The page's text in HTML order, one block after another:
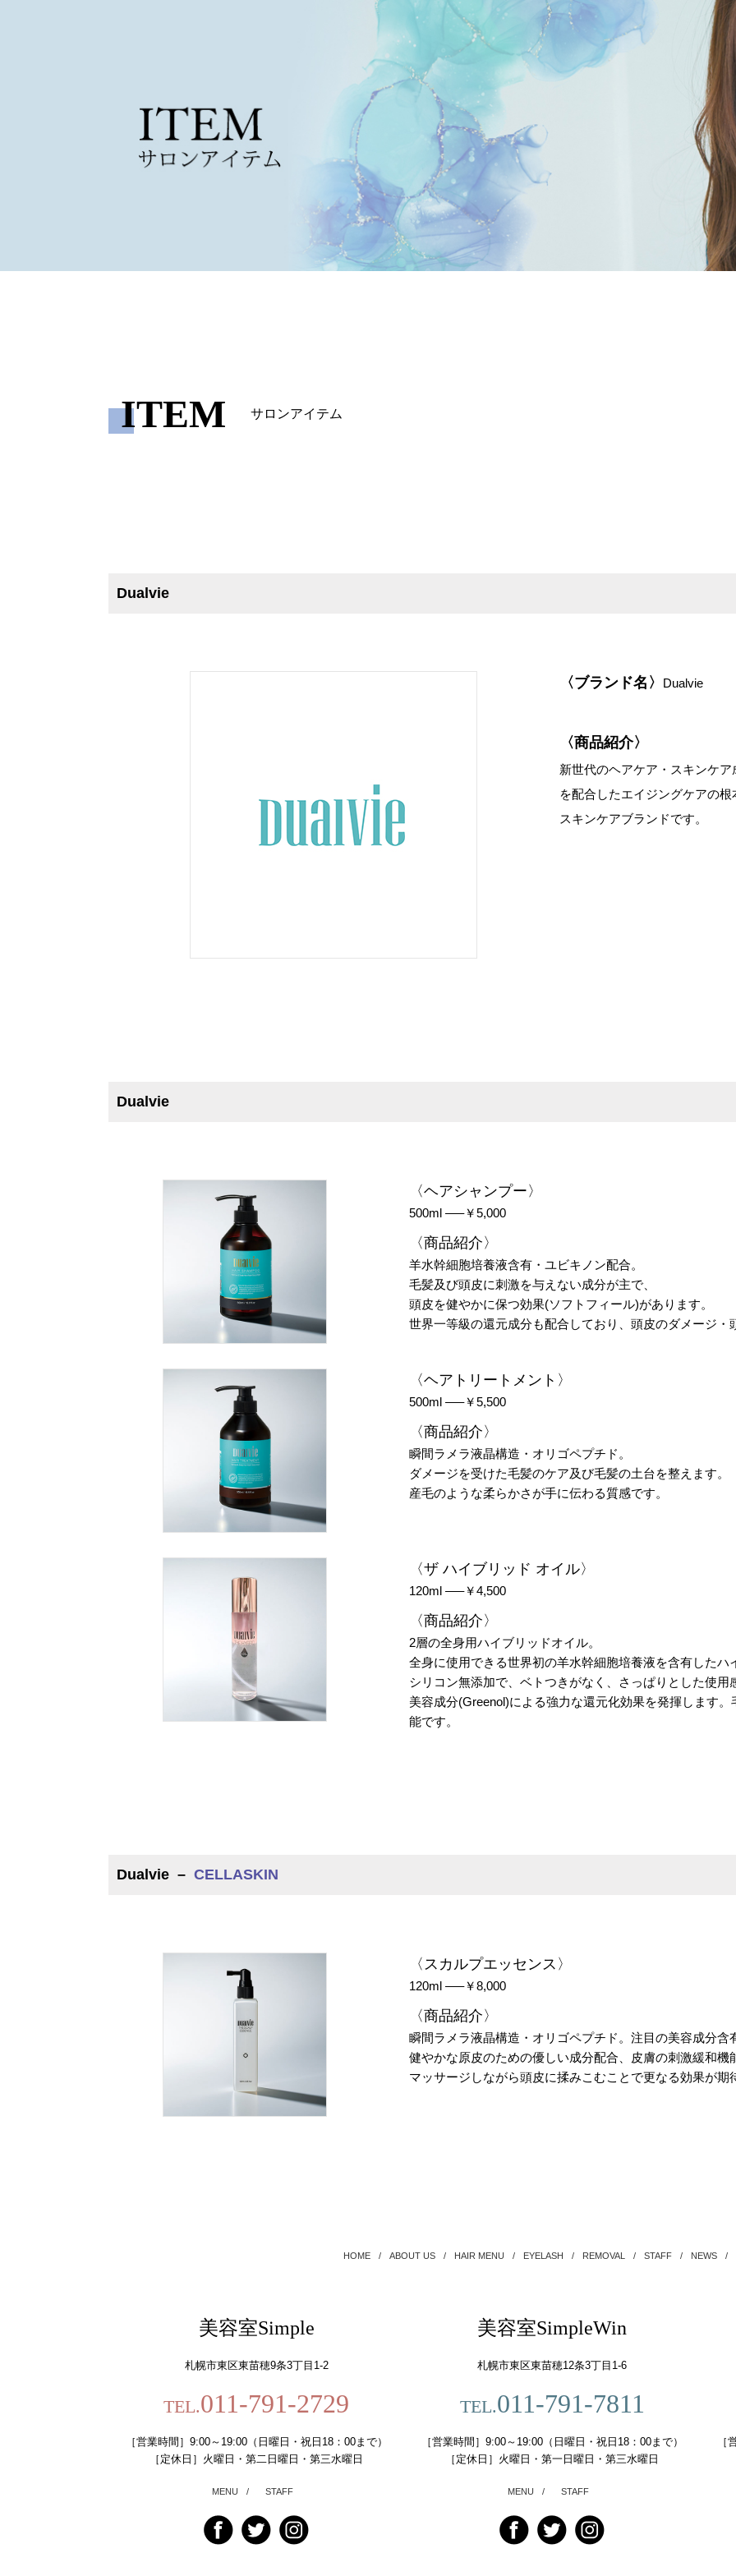
ITEM サロンアイテム
Dualvie
〈ブランド名〉 Dualvie
〈商品紹介〉
新世代のヘアケア・スキンケア
を配合したエイジングケアの
スキンケアブランドです。
Dualvie
〈ヘアシャンプー〉
500ml —–￥5,000
〈商品紹介〉
羊水幹細胞培養液含有・ユビキノン配合。
毛髪及び頭皮に刺激を与えない成分が主で、
頭皮を健やかに保つ効果(ソフトフィール)があります。
世界一等級の還元成分も配合しており、頭皮のダメージ・
〈ヘアトリートメント〉
500ml —–￥5,500
〈商品紹介〉
瞬間ラメラ液晶構造・オリゴペプチド。
ダメージを受けた毛髪のケア及び毛髪の土台を整えます。
産毛のような柔らかさが手に伝わる質感です。
〈ザ ハイブリッド オイル〉
120ml —–￥4,500
〈商品紹介〉
2層の全身用ハイブリッドオイル。
全身に使用できる世界初の羊水幹細胞培養液を含有したハ
シリコン無添加で、ベトつきがなく、さっぱりとした使用
美容成分(Greenol)による強力な還元化効果を発揮します
能です。
Dualvie – CELLASKIN
〈スカルプエッセンス〉
120ml —–￥8,000
〈商品紹介〉
瞬間ラメラ液晶構造・オリゴペプチド。注目の美容成分含
健やかな原皮のための優しい成分配合、皮膚の刺激緩和機
マッサージしながら頭皮に揉みこむことで更なる効果が期
HOME / ABOUT US / HAIR MENU / EYELASH / REMOVAL / STAFF / NEWS /
美容室Simple
札幌市東区東苗穂9条3丁目1-2
TEL.011-791-2729
［営業時間］9:00～19:00（日曜日・祝日18：00まで）
［定休日］火曜日・第二日曜日・第三水曜日
MENU / STAFF
美容室SimpleWin
札幌市東区東苗穂12条3丁目1-6
TEL.011-791-7811
［営業時間］9:00～19:00（日曜日・祝日18：00まで）
［定休日］火曜日・第一日曜日・第三水曜日
MENU / STAFF
［